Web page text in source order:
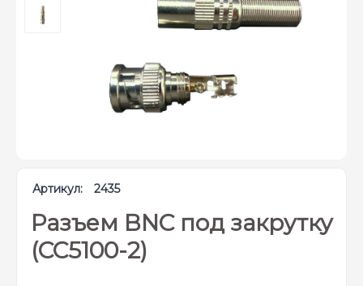
Артикул: 2435
Разъем BNC под закрутку
(CC5100-2)